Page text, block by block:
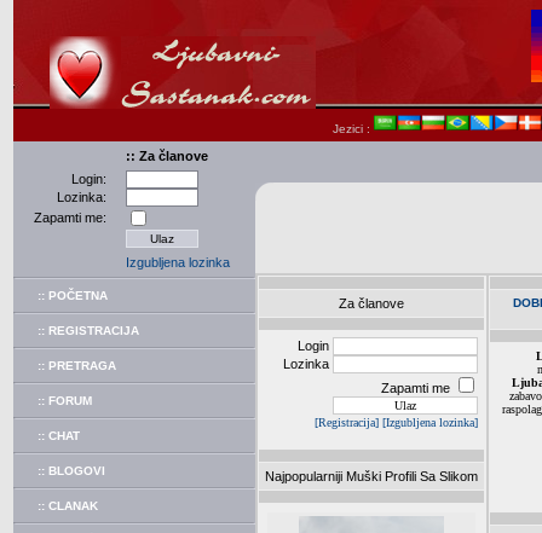
Jezici :
:: Za članove
Login:
Lozinka:
Zapamti me:
Izgubljena lozinka
:: POČETNA
:: REGISTRACIJA
:: PRETRAGA
:: FORUM
:: CHAT
:: BLOGOVI
:: CLANAK
Za članove
Login
Lozinka
Zapamti me
[Registracija] [Izgubljena lozinka]
Najpopularniji Muški Profili Sa Slikom